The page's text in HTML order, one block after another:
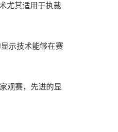
尤其适用于执裁
示技术能够在赛
观赛，先进的显